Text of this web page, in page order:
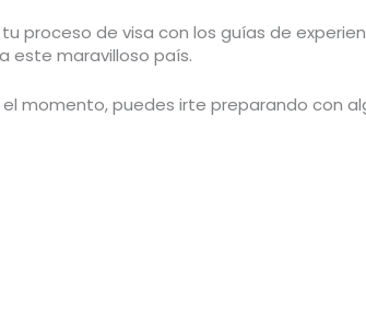
proceso de visa con los guías de
este maravilloso país.
momento, puedes irte preparando con